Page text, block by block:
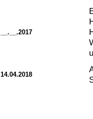
__.__.2017
14.04.2018